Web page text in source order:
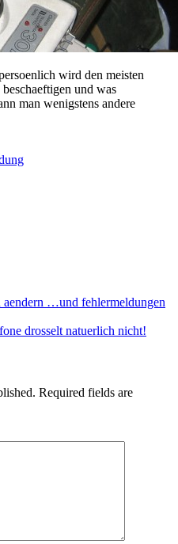
wird den meisten
und was
man wenigstens andere
…und fehlermeldungen
drosselt natuerlich nicht!
Required fields are